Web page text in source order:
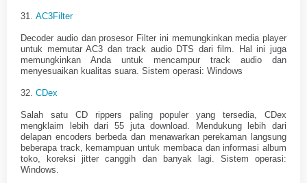
31. AC3Filter
Decoder audio dan prosesor Filter ini memungkinkan media player
untuk memutar AC3 dan track audio DTS dari film. Hal ini juga
memungkinkan Anda untuk mencampur track audio dan
menyesuaikan kualitas suara. Sistem operasi: Windows
32. CDex
Salah satu CD rippers paling populer yang tersedia, CDex
mengklaim lebih dari 55 juta download. Mendukung lebih dari
delapan encoders berbeda dan menawarkan perekaman langsung
beberapa track, kemampuan untuk membaca dan informasi album
toko, koreksi jitter canggih dan banyak lagi. Sistem operasi:
Windows.